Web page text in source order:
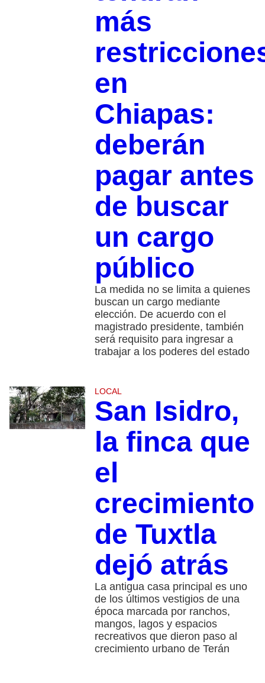
más
en
Chiapas:
deberán
pagar antes
de buscar
un cargo
público
La medida no se limita a quienes
buscan un cargo mediante
elección. De acuerdo con el
magistrado presidente, también
será requisito para ingresar a
trabajar a los poderes del estado
LOCAL
San Isidro,
la finca que
el
crecimiento
de Tuxtla
dejó atrás
La antigua casa principal es uno
de los últimos vestigios de una
época marcada por ranchos,
mangos, lagos y espacios
recreativos que dieron paso al
crecimiento urbano de Terán